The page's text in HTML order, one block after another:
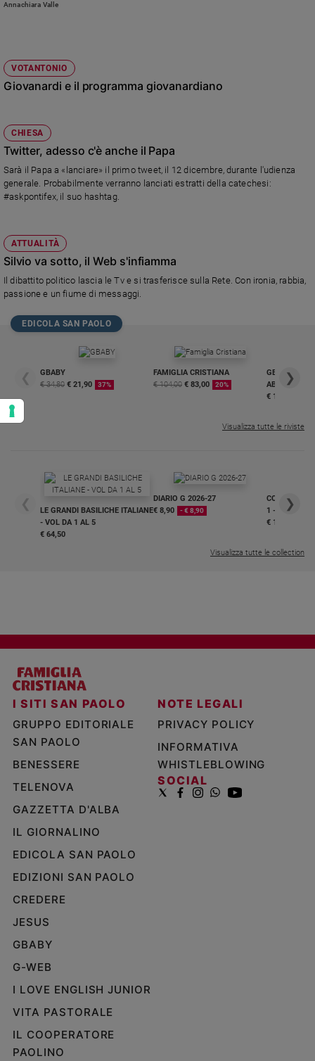
Annachiara Valle
VOTANTONIO
Giovanardi e il programma giovanardiano
CHIESA
Twitter, adesso c'è anche il Papa
Sarà il Papa a «lanciare» il primo tweet, il 12 dicembre, durante l'udienza
generale. Probabilmente verranno lanciati estratti della catechesi:
#askpontifex, il suo hashtag.
ATTUALITÀ
Silvio va sotto, il Web s'infiamma
Il dibattito politico lascia le Tv e si trasferisce sulla Rete. Con ironia, rabbia,
passione e un fiume di messaggi.
EDICOLA SAN PAOLO
❮
GBABY
€ 34,80 € 21,90 37%
FAMIGLIA CRISTIANA
€ 104,00 € 83,00 20%
GBABY
€ 16,99
❯
Visualizza tutte le riviste
❮
LE GRANDI BASILICHE ITALIANE
- VOL DA 1 AL 5
€ 64,50
DIARIO G 2026-27
€ 8,90
- € 8,90
COLLANA
1 - 2
€ 18,50
❯
Visualizza tutte le collection
I SITI SAN PAOLO
GRUPPO EDITORIALE
SAN PAOLO
BENESSERE
TELENOVA
GAZZETTA D'ALBA
IL GIORNALINO
EDICOLA SAN PAOLO
EDIZIONI SAN PAOLO
CREDERE
JESUS
GBABY
G-WEB
I LOVE ENGLISH JUNIOR
VITA PASTORALE
IL COOPERATORE
PAOLINO
NOTE LEGALI
PRIVACY POLICY
INFORMATIVA
WHISTLEBLOWING
SOCIAL